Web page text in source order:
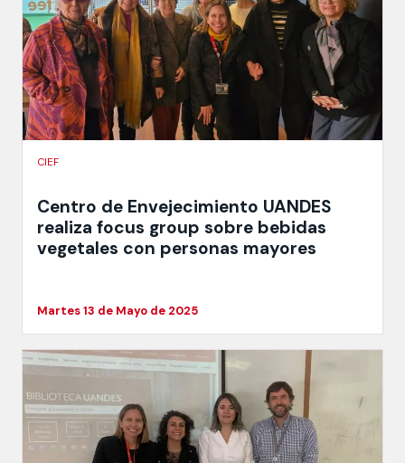
CIEF
Centro de Envejecimiento UANDES
realiza focus group sobre bebidas
vegetales con personas mayores
Martes 13 de Mayo de 2025